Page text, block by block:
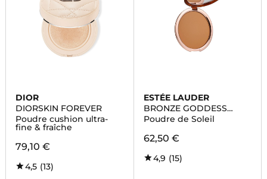
DIOR
DIORSKIN FOREVER
Poudre cushion ultra-
fine & fraîche
79,10 €
4,5 (13)
ESTÉE LAUDER
BRONZE GODDESS
POUDRE
Poudre de Soleil
62,50 €
4,9 (15)